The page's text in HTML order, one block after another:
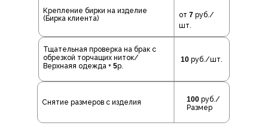
10 руб./шт.
Тщательная проверка на брак с
обрезкой торчащих ниток/
Верхнаяя одежда + 5р.
100 руб./
Размер
Снятие размеров с изделия
от 7 руб./
шт.
Крепление бирки на изделие
(Бирка клиента)